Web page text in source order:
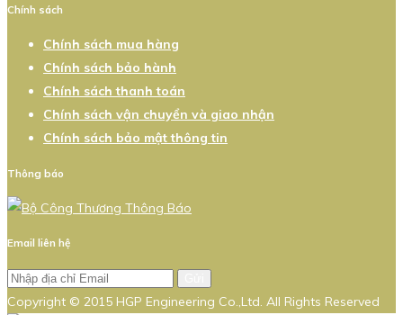
Chính sách
Chính sách mua hàng
Chính sách bảo hành
Chính sách thanh toán
Chính sách vận chuyển và giao nhận
Chính sách bảo mật thông tin
Thông báo
Email liên hệ
Copyright © 2015 HGP Engineering Co.,Ltd. All Rights Reserved